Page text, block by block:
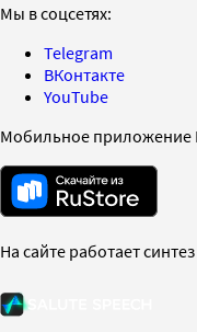
Мы в соцсетях:
Telegram
ВКонтакте
YouTube
Мобильное приложение
На сайте работает